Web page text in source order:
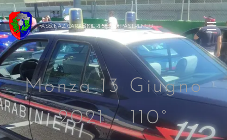
ASS. NAZ. CARABINIERI SEZ. DIPASTRENGO
Monza 13 Giugno
2021 - 110°